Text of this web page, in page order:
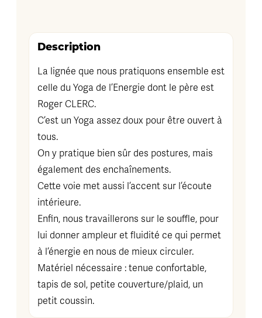
Description
La lignée que nous pratiquons ensemble est
celle du Yoga de l’Energie dont le père est
Roger CLERC.
C’est un Yoga assez doux pour être ouvert à
tous.
On y pratique bien sûr des postures, mais
également des enchaînements.
Cette voie met aussi l’accent sur l’écoute
intérieure.
Enfin, nous travaillerons sur le souffle, pour
lui donner ampleur et fluidité ce qui permet
à l’énergie en nous de mieux circuler.
Matériel nécessaire : tenue confortable,
tapis de sol, petite couverture/plaid, un
petit coussin.